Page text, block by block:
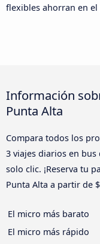
flexibles ahorran en
Información
Punta Alta
Compara todos los
3 viajes diarios en bus
solo clic. ¡Reserva tu
Punta Alta a partir de
El micro más barato
El micro más rápido